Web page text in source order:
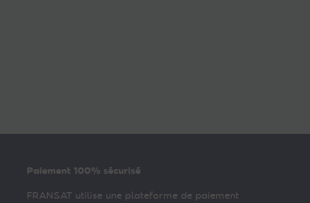
Paiement 100% sécurisé
FRANSAT utilise une plateforme de paiement